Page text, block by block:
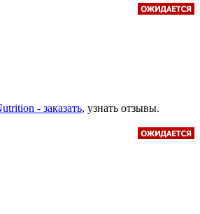
- заказать, узнать отзывы.